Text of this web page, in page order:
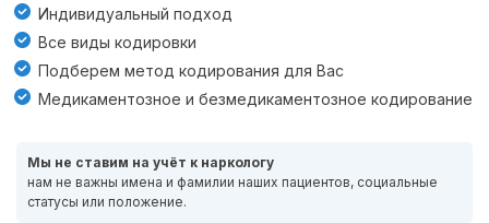
Индивидуальный подход
Все виды кодировки
Подберем метод кодирования для Вас
Медикаментозное и безмедикаментозное кодирование
Мы не ставим на учёт к наркологу
нам не важны имена и фамилии наших пациентов, социальные
статусы или положение.